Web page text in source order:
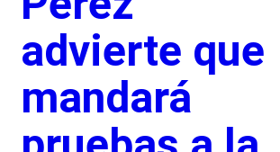
advierte que
mandará